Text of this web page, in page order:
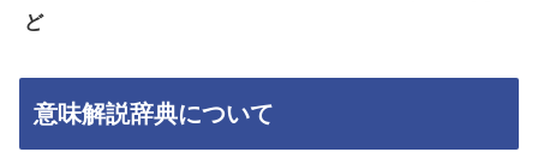
ど
意味解説辞典について